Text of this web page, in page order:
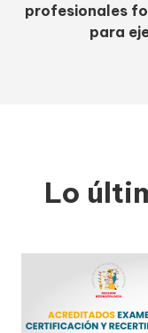
profesionales
para
Lo